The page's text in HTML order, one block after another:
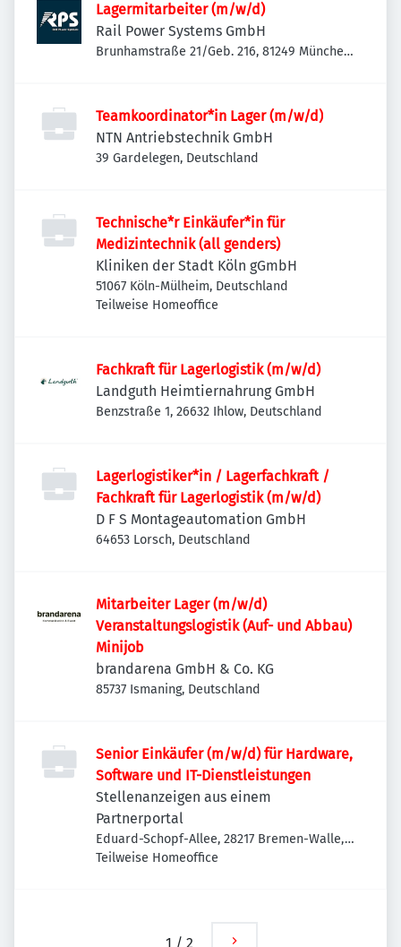
Lagermitarbeiter (m/w/d)
Rail Power Systems GmbH
Brunhamstraße 21/Geb. 216, 81249 München-
Teamkoordinator*in Lager (m/w/d)
NTN Antriebstechnik GmbH
39 Gardelegen, Deutschland
Technische*r Einkäufer*in für
Medizintechnik (all genders)
Kliniken der Stadt Köln gGmbH
51067 Köln-Mülheim, Deutschland
Teilweise Homeoffice
Fachkraft für Lagerlogistik (m/w/d)
Landguth Heimtiernahrung GmbH
Benzstraße 1, 26632 Ihlow, Deutschland
Lagerlogistiker*in / Lagerfachkraft /
Fachkraft für Lagerlogistik (m/w/d)
D F S Montageautomation GmbH
64653 Lorsch, Deutschland
Mitarbeiter Lager (m/w/d)
Veranstaltungslogistik (Auf- und Abbau)
Minijob
brandarena GmbH & Co. KG
85737 Ismaning, Deutschland
Senior Einkäufer (m/w/d) für Hardware,
Software und IT-Dienstleistungen
Stellenanzeigen aus einem
Partnerportal
Eduard-Schopf-Allee, 28217 Bremen-Walle,
Deutschland
Teilweise Homeoffice
1 / 2